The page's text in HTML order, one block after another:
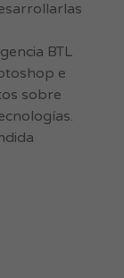
BTL
e
sobre